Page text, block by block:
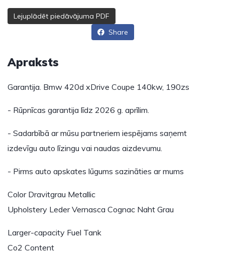
Lejuplādēt piedāvājuma PDF
Share
Apraksts
Garantija. Bmw 420d xDrive Coupe 140kw, 190zs
- Rūpnīcas garantija līdz 2026 g. aprīlim.
- Sadarbībā ar mūsu partneriem iespējams saņemt
izdevīgu auto līzingu vai naudas aizdevumu.
- Pirms auto apskates lūgums sazināties ar mums
Color Dravitgrau Metallic
Upholstery Leder Vernasca Cognac Naht Grau
Larger-capacity Fuel Tank
Co2 Content